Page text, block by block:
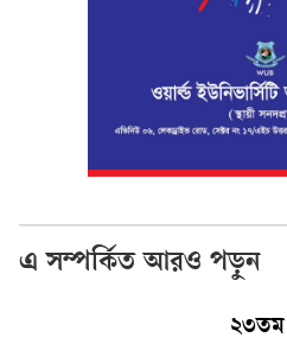
এ সম্পর্কিত আরও পড়ুন
২৩তম